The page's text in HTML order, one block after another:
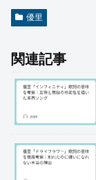
優里
関連記事